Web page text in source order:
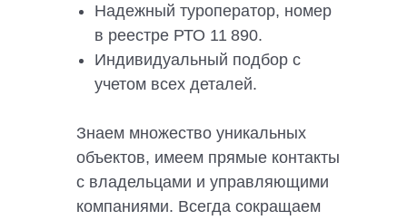
Надежный туроператор, номер
в реестре РТО 11 890.
Индивидуальный подбор с
учетом всех деталей.
Знаем множество уникальных
объектов, имеем прямые контакты
с владельцами и управляющими
компаниями. Всегда сокращаем